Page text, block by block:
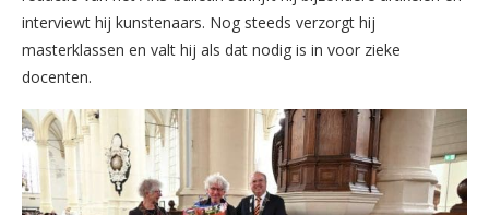
interviewt hij kunstenaars. Nog steeds verzorgt hij
masterklassen en valt hij als dat nodig is in voor zieke
docenten.